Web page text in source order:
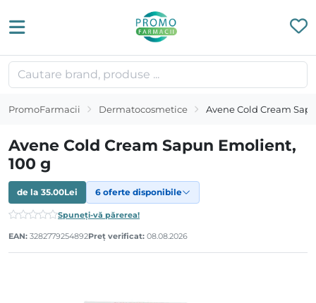
PromoFarmacii Dermatocosmetice Avene Cold Cream
Avene Cold Cream Sapun Emolient,
100 g
de la 35.00Lei 6 oferte disponibile
Spuneți-vă părerea!
EAN: 3282779254892Preț verificat: 08.08.2026